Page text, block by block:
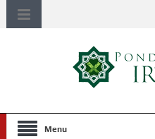
Menu